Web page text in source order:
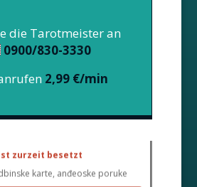
die Tarotmeister an
0900/830-3330
2,99 €/min
zurzeit besetzt
karte, anđeoske poruke